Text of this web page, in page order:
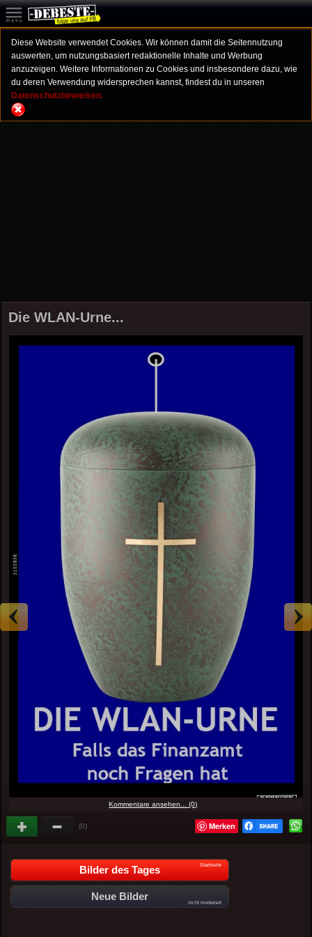
Diese Website verwendet Cookies. Wir können damit die Seitennutzung
auswerten, um nutzungsbasiert redaktionelle Inhalte und Werbung
anzuzeigen. Weitere Informationen zu Cookies und insbesondere dazu, wie
du deren Verwendung widersprechen kannst, findest du in unseren
Datenschutzhinweisen.
Die WLAN-Urne...
Kommentare ansehen... (0)
(0) Merken
Bilder des Tages Startseite
Neue Bilder
nicht moderiert